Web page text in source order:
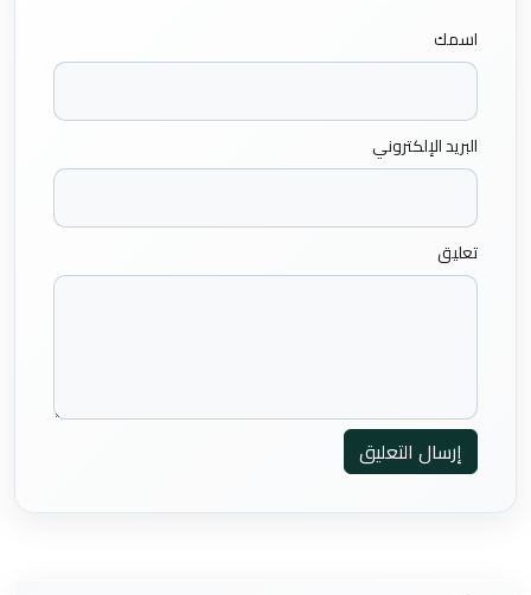
اسمك
البريد الإلكتروني
تعليق
إرسال التعليق